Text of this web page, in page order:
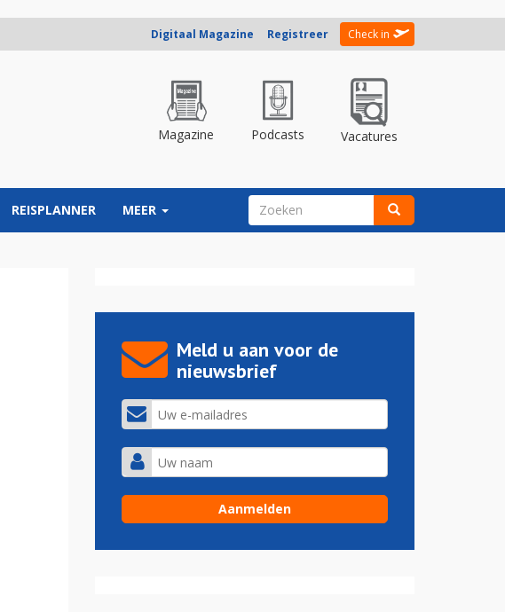
Digitaal Magazine Registreer Check in
Magazine Podcasts Vacatures
REISPLANNER MEER ZOEKVELD
Meld u aan voor de
nieuwsbrief